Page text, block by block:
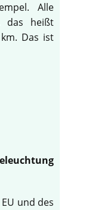
Alle
das heißt
Das ist
und des